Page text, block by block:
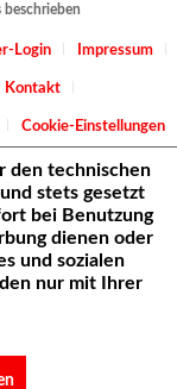
beschrieben
Login Impressum
Kontakt
Cookie-Einstellungen
den technischen
stets gesetzt
bei Benutzung
dienen oder
und sozialen
nur mit Ihrer